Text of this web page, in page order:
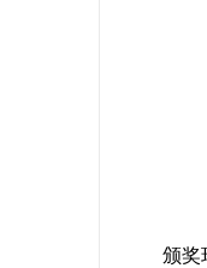
颁奖环